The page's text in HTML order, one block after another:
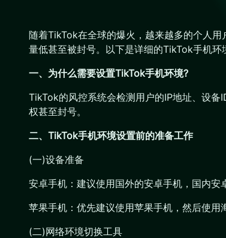
随着TikTok在全球的爆火，越来越多的个人
量低甚至被封号。以下是详细的TikTok手机环
一、为什么需要设置TikTok手机环境?
TikTok的风控系统会检测用户的IP地址、设
权甚至封号。
二、TikTok手机环境设置前的准备工作
(一)设备准备
安卓手机：建议使用国外的安卓手机，国内安
苹果手机：优先建议使用苹果手机，然后使
(二)网络环境切换工具